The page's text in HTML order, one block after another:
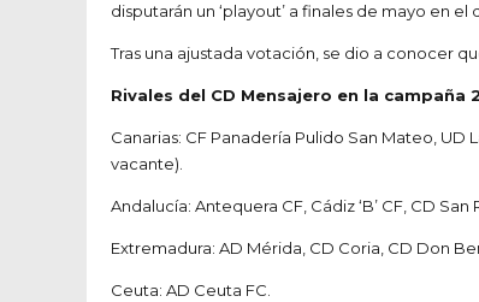
disputarán un ‘playout’ a finales de mayo en
Tras una ajustada votación, se dio a conocer
Rivales del CD Mensajero en la campaña
Canarias: CF Panadería Pulido San Mateo,
vacante).
Andalucía: Antequera CF, Cádiz ‘B’ CF, CD
Extremadura: AD Mérida, CD Coria, CD Don
Ceuta: AD Ceuta FC.